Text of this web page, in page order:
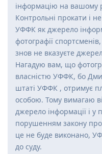
інформацію на вашому
Контрольні прокати і
УФФК як джерело
фотографії
знов не вказуєте
Нагадую вам, що
власністю УФФК, бо
штаті УФФК , отримує
особою. Тому вимагаю
джерело інформації і
порушенням закону про
це не буде виконано,
до суду.